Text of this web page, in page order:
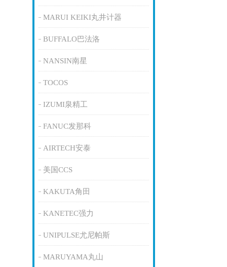
MARUI KEIKI丸井计器
BUFFALO巴法洛
NANSIN南星
TOCOS
IZUMI泉精工
FANUC发那科
AIRTECH安泰
美国CCS
KAKUTA角田
KANETEC强力
UNIPULSE尤尼帕斯
MARUYAMA丸山